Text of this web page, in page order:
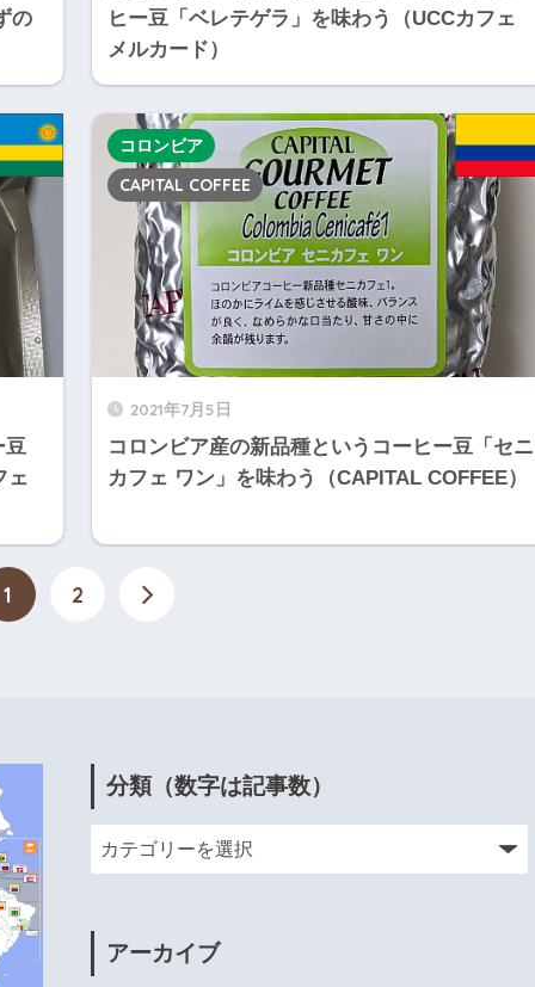
の
ヒー豆「ベレテゲラ」を味わう（UCCカフェ
メルカード）
豆
ェ
2021年7月5日
コロンビア産の新品種というコーヒー豆「セニ
カフェ ワン」を味わう（CAPITAL COFFEE）
コロンビア
CAPITAL COFFEE
1 2
分類（数字は記事数）
アーカイブ